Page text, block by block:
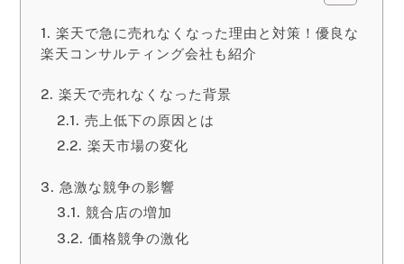
楽天で急に売れなくなった理由と対策！優良な
楽天コンサルティング会社も紹介
楽天で売れなくなった背景
売上低下の原因とは
楽天市場の変化
急激な競争の影響
競合店の増加
価格競争の激化